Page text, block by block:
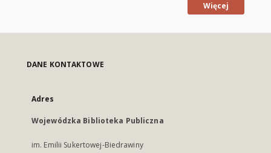
Więcej
DANE KONTAKTOWE
Adres
Wojewódzka Biblioteka Publiczna
im. Emilii Sukertowej-Biedrawiny